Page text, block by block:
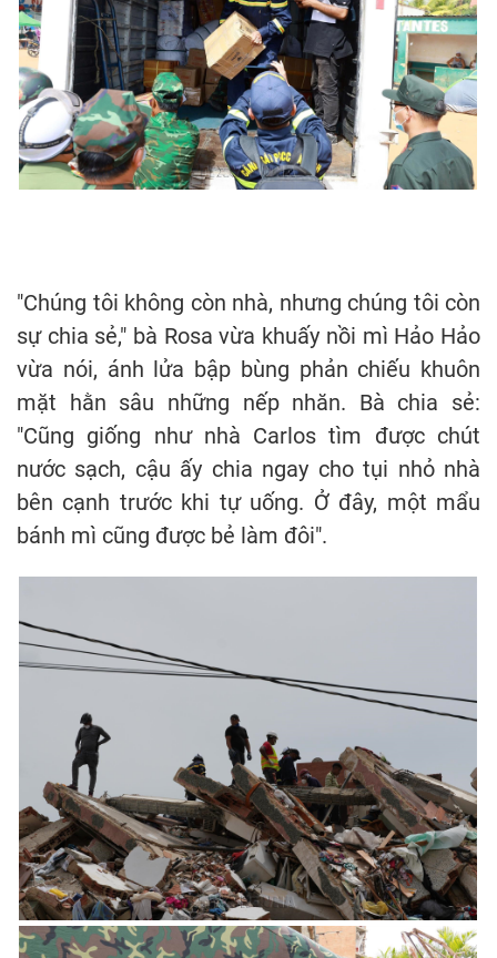
"Chúng tôi không còn nhà, nhưng chúng tôi còn
sự chia sẻ," bà Rosa vừa khuấy nồi mì Hảo Hảo
vừa nói, ánh lửa bập bùng phản chiếu khuôn
mặt hằn sâu những nếp nhăn. Bà chia sẻ:
"Cũng giống như nhà Carlos tìm được chút
nước sạch, cậu ấy chia ngay cho tụi nhỏ nhà
bên cạnh trước khi tự uống. Ở đây, một mẩu
bánh mì cũng được bẻ làm đôi".